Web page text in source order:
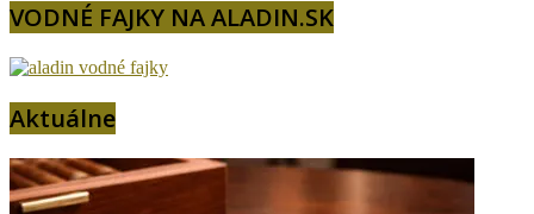
VODNÉ FAJKY NA ALADIN.SK
Aktuálne